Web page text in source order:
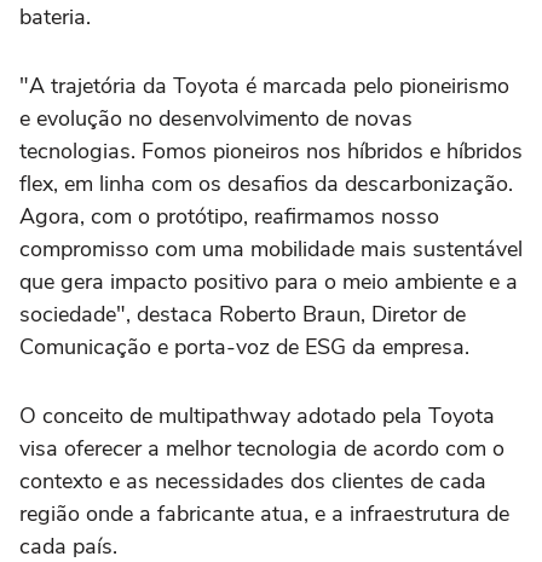
bateria.
"A trajetória da Toyota é marcada pelo pioneirismo
e evolução no desenvolvimento de novas
tecnologias. Fomos pioneiros nos híbridos e híbridos
flex, em linha com os desafios da descarbonização.
Agora, com o protótipo, reafirmamos nosso
compromisso com uma mobilidade mais sustentável
que gera impacto positivo para o meio ambiente e a
sociedade", destaca Roberto Braun, Diretor de
Comunicação e porta-voz de ESG da empresa.
O conceito de multipathway adotado pela Toyota
visa oferecer a melhor tecnologia de acordo com o
contexto e as necessidades dos clientes de cada
região onde a fabricante atua, e a infraestrutura de
cada país.